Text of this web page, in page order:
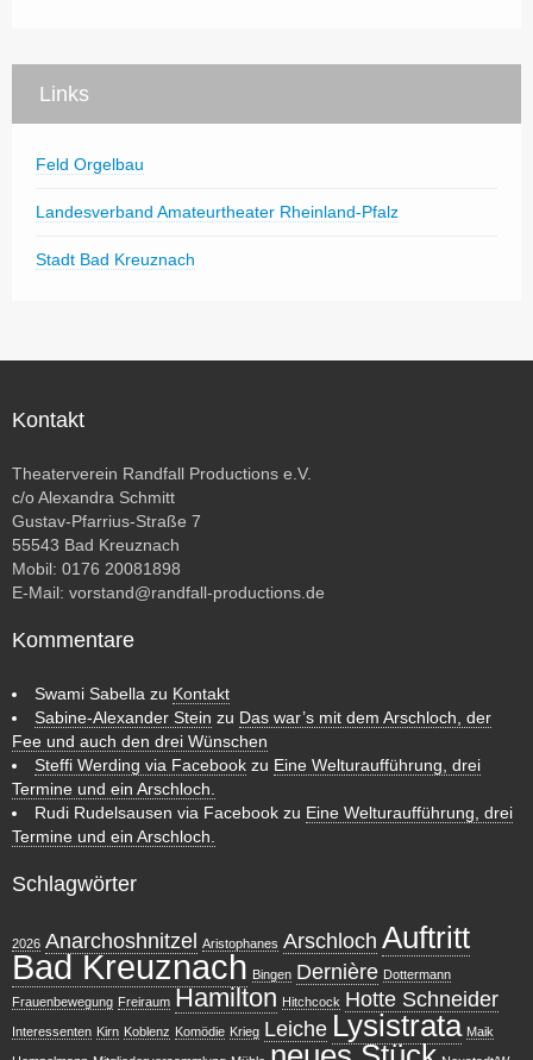
Links
Feld Orgelbau
Landesverband Amateurtheater Rheinland-Pfalz
Stadt Bad Kreuznach
Kontakt
Theaterverein Randfall Productions e.V.
c/o Alexandra Schmitt
Gustav-Pfarrius-Straße 7
55543 Bad Kreuznach
Mobil: 0176 20081898
E-Mail: vorstand@randfall-productions.de
Kommentare
Swami Sabella zu Kontakt
Sabine-Alexander Stein zu Das war’s mit dem Arschloch, der
Fee und auch den drei Wünschen
Steffi Werding via Facebook zu Eine Welturaufführung, drei
Termine und ein Arschloch.
Rudi Rudelsausen via Facebook zu Eine Welturaufführung, drei
Termine und ein Arschloch.
Schlagwörter
2026 Anarchoshnitzel Aristophanes Arschloch Auftritt
Bad Kreuznach Bingen Dernière Dottermann
Frauenbewegung Freiraum Hamilton Hitchcock Hotte Schneider
Interessenten Kirn Koblenz Komödie Krieg Leiche Lysistrata Maik